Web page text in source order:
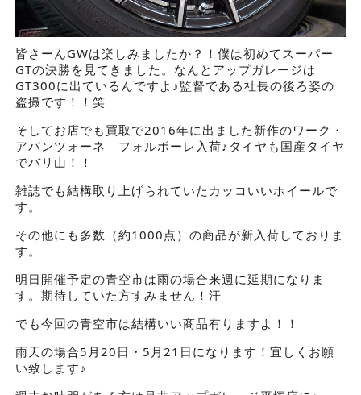
皆さーんGWは楽しみましたか？！僕は初めてスーパー
GTの決勝を見てきました。なんとアップガレージは
GT300に出ているんですよ♪監督である社長の後ろ姿の
盗撮です！！笑
そしてお店でも買取で2016年に出ました新作のワーク・
アバンツォーネ フォルボーレ入荷♪タイヤも国産タイヤ
でバリ山！！
雑誌でも結構取り上げられていたカッコいいホイールで
す。
その他にも多数（約1000点）の商品が新入荷しておりま
す。
明日開催予定の青空市は雨の場合来週に延期になりま
す。期待していた方すみません！汗
でも今回の青空市は結構いい商品有りますよ！！
雨天の場合5月20日・5月21日になります！宜しくお願
い致します♪